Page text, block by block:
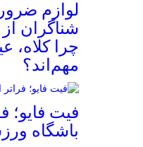
لوازم
شناگران
چرا کلاه،
مهم‌اند؟
فیت ‌فایو؛
باشگاه